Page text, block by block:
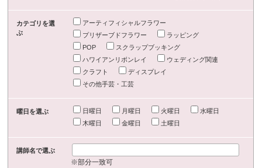
カテゴリを選
ぶ
アーティフィシャルフラワー
プリザーブドフラワー
ラッピング
POP
スクラップブッキング
ハワイアンリボンレイ
ウェディング関連
クラフト
ディスプレイ
その他手芸・工芸
曜日を選ぶ 日曜日 月曜日 火曜日
水曜日
木曜日
金曜日 土曜日
講師名で選ぶ
※部分一致可